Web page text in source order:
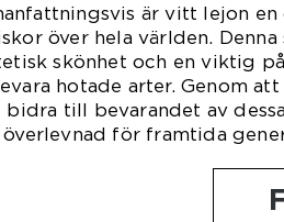
är vitt lejon
över hela världen.
skönhet och en viktig
hotade arter. Genom
bidra till bevarandet av
överlevnad för framtida